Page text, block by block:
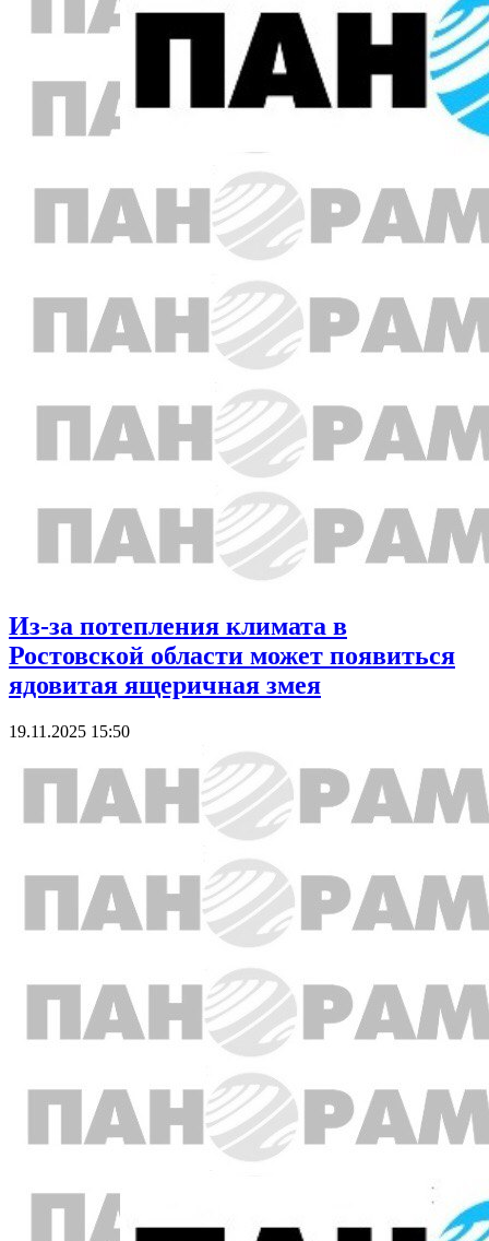
Из-за потепления климата в
Ростовской области может появиться
ядовитая ящеричная змея
19.11.2025 15:50